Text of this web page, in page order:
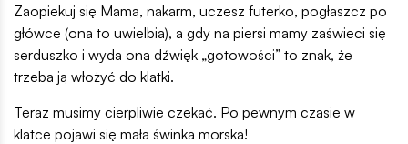
Zaopiekuj się Mamą, nakarm, uczesz futerko, pogłaszcz po
główce (ona to uwielbia), a gdy na piersi mamy zaświeci się
serduszko i wyda ona dźwięk „gotowości” to znak, że
trzeba ją włożyć do klatki.
Teraz musimy cierpliwie czekać. Po pewnym czasie w
klatce pojawi się mała świnka morska!